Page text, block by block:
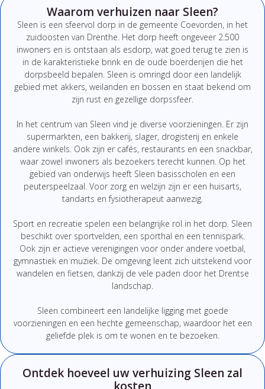
Waarom verhuizen naar Sleen?
Sleen is een sfeervol dorp in de gemeente Coevorden, in het
zuidoosten van Drenthe. Het dorp heeft ongeveer 2.500
inwoners en is ontstaan als esdorp, wat goed terug te zien is
in de karakteristieke brink en de oude boerderijen die het
dorpsbeeld bepalen. Sleen is omringd door een landelijk
gebied met akkers, weilanden en bossen en staat bekend om
zijn rust en gezellige dorpssfeer.
In het centrum van Sleen vind je diverse voorzieningen. Er zijn
supermarkten, een bakkerij, slager, drogisterij en enkele
andere winkels. Ook zijn er cafés, restaurants en een snackbar,
waar zowel inwoners als bezoekers terecht kunnen. Op het
gebied van onderwijs heeft Sleen basisscholen en een
peuterspeelzaal. Voor zorg en welzijn zijn er een huisarts,
tandarts en fysiotherapeut aanwezig.
Sport en recreatie spelen een belangrijke rol in het dorp. Sleen
beschikt over sportvelden, een sporthal en een tennispark.
Ook zijn er actieve verenigingen voor onder andere voetbal,
gymnastiek en muziek. De omgeving leent zich uitstekend voor
wandelen en fietsen, dankzij de vele paden door het Drentse
landschap.
Sleen combineert een landelijke ligging met goede
voorzieningen en een hechte gemeenschap, waardoor het een
geliefde plek is om te wonen en te bezoeken.
Ontdek hoeveel uw verhuizing Sleen zal